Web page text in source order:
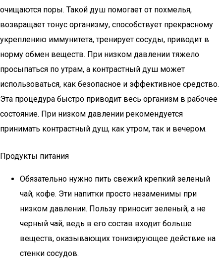
очищаются поры. Такой душ помогает от похмелья,
возвращает тонус организму, способствует прекрасному
укреплению иммунитета, тренирует сосуды, приводит в
норму обмен веществ. При низком давлении тяжело
просыпаться по утрам, а контрастный душ может
использоваться, как безопасное и эффективное средство.
Эта процедура быстро приводит весь организм в рабочее
состояние. При низком давлении рекомендуется
принимать контрастный душ, как утром, так и вечером.
Продукты питания
Обязательно нужно пить свежий крепкий зеленый
чай, кофе. Эти напитки просто незаменимы при
низком давлении. Пользу приносит зеленый, а не
черный чай, ведь в его состав входит больше
веществ, оказывающих тонизирующее действие на
стенки сосудов.